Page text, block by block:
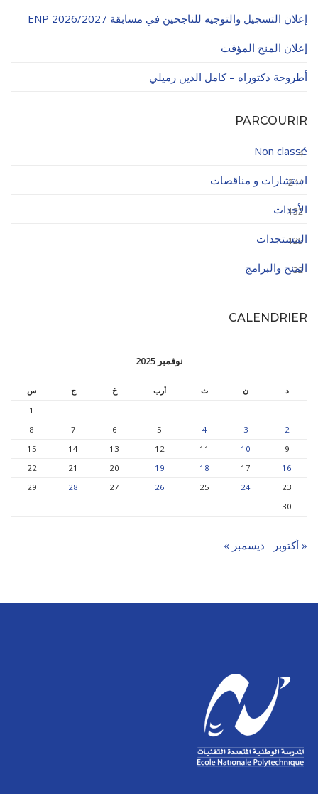
إعلان التسجيل والتوجيه للناجحين في مسابقة ENP 2026/2027
إعلان المنح المؤقت
أطروحة دكتوراه – كامل الدين رميلي
PARCOURIR
Non classé
4
استشارات و مناقصات
244
الأحداث
132
المستجدات
125
المنح والبرامج
32
CALENDRIER
نوفمبر 2025
د ن ث أرب خ ج
س
1
2
3
4
5
6
7
8
9
10
11
12
13
14
15
16
17
18
19
20
21
22
23
24
25
26
27
28
29
30
« أكتوبر ديسمبر »